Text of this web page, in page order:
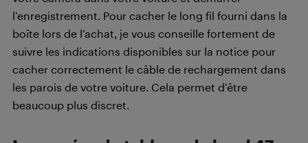
l’enregistrement. Pour cacher le long fil fourni dans la
boîte lors de l’achat, je vous conseille fortement de
suivre les indications disponibles sur la notice pour
cacher correctement le câble de rechargement dans
les parois de votre voiture. Cela permet d’être
beaucoup plus discret.